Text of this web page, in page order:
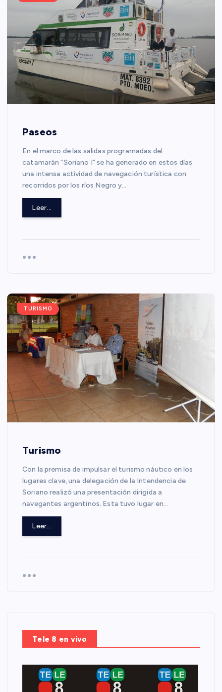
Paseos
En el marco de las salidas programadas del
catamarán “Soriano I” se ha generado en estos días
una intensa actividad de navegación turística con
recorridos por los ríos Negro y…
Leer...
TURISMO
Turismo
Con la premisa de impulsar el turismo náutico en los
lugares clave, una delegación de la Intendencia de
Soriano realizó una presentación dirigida a
navegantes argentinos. Esta tuvo lugar en…
Leer...
Tele 8 en vivo